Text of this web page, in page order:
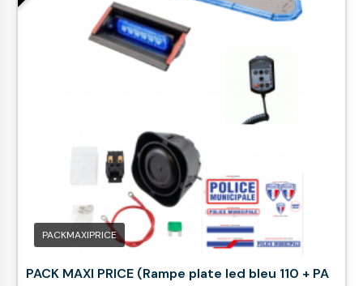
PACKMAXIPRICE
PACK MAXI PRICE (Rampe plate led bleu 110 + PA